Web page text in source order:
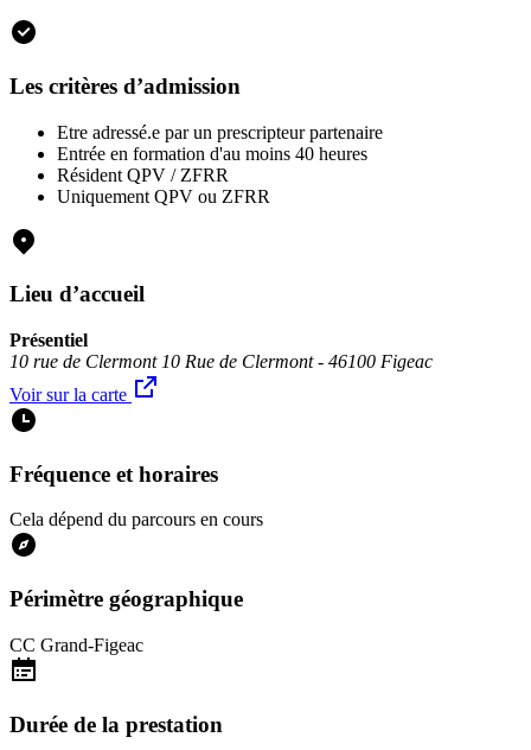
Les critères d’admission
Etre adressé.e par un prescripteur partenaire
Entrée en formation d'au moins 40 heures
Résident QPV / ZFRR
Uniquement QPV ou ZFRR
Lieu d’accueil
Présentiel
10 rue de Clermont 10 Rue de Clermont - 46100 Figeac
Voir sur la carte
Fréquence et horaires
Cela dépend du parcours en cours
Périmètre géographique
CC Grand-Figeac
Durée de la prestation